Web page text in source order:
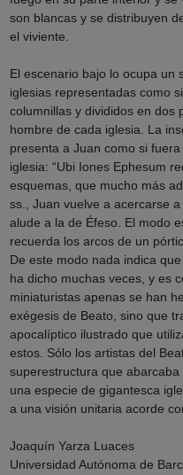
son blancas y se distribuyen
el viviente.
El escenario bajo lo ocupa un
iglesias representadas como
columnillas y divididos en dos
hombre de cada iglesia. La
presenta a Juan como si
iglesia: “Ubi Iones Ephesum
esquemas, que mucho más
ss., Juan vuelve a acercarse
alude a la de Éfeso. El modo
recuerda los arcos de un
De este modo nada indica
ha dicho muchas veces, y es
miniaturistas apenas se han
exégesis de Beato, sino que
apocalíptico ilustrado que
estos. Sólo los artistas del
superestructura que
una especie de gigantesca
a una visión unitaria acorde
Joaquín Yarza Luaces
Universidad Autónoma de